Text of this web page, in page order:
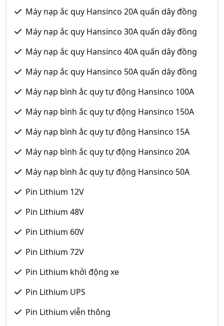
Máy nạp ắc quy Hansinco 20A quấn dây đồng
Máy nạp ắc quy Hansinco 30A quấn dây đồng
Máy nạp ắc quy Hansinco 40A quấn dây đồng
Máy nạp ắc quy Hansinco 50A quấn dây đồng
Máy nạp bình ắc quy tự động Hansinco 100A
Máy nạp bình ắc quy tự động Hansinco 150A
Máy nạp bình ắc quy tự động Hansinco 15A
Máy nạp bình ắc quy tự động Hansinco 20A
Máy nạp bình ắc quy tự động Hansinco 50A
Pin Lithium 12V
Pin Lithium 48V
Pin Lithium 60V
Pin Lithium 72V
Pin Lithium khởi động xe
Pin Lithium UPS
Pin Lithium viễn thông